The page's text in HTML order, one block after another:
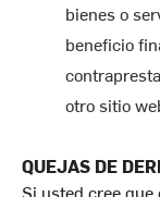
bienes o
beneficio
otro sitio
QUEJAS DE
Si usted cree